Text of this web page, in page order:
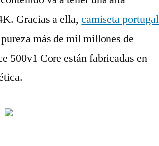
Gracias a ella,camiseta portugal
más de mil millones de
500v1 Core están fabricadas en